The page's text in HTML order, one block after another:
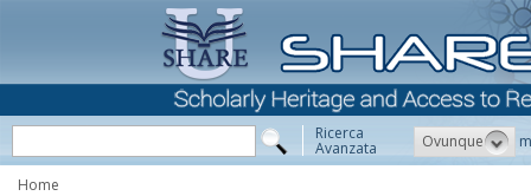
Ricerca
Avanzata Ovunque
Home